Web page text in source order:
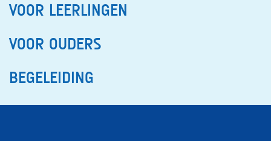
VOOR LEERLINGEN
VOOR OUDERS
BEGELEIDING